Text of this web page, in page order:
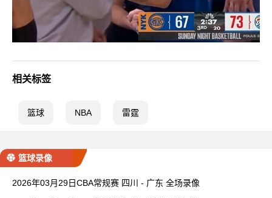
相关标签
篮球 NBA 雷霆
篮球录像
2026年03月29日CBA常规赛 四川 - 广东 全场录像